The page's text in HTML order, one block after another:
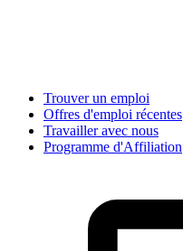
Trouver un emploi
Offres d'emploi récentes
Travailler avec nous
Programme d'Affiliation